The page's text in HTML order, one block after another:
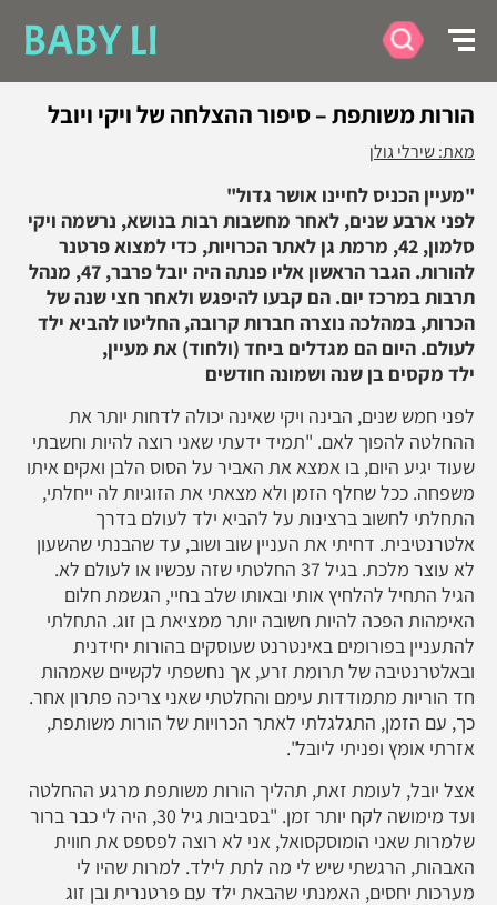
BABY LI
הורות משותפת – סיפור ההצלחה של ויקי ויובל
מאת: שירלי גולן
"מעיין הכניס לחיינו אושר גדול"
לפני ארבע שנים, לאחר מחשבות רבות בנושא, נרשמה ויקי
סלמון, 42, מרמת גן לאתר הכרויות, כדי למצוא פרטנר
להורות. הגבר הראשון אליו פנתה היה יובל פרבר, 47, מנהל
תרבות במרכז יום. הם קבעו להיפגש ולאחר חצי שנה של
הכרות, במהלכה נוצרה חברות קרובה, החליטו להביא ילד
לעולם. היום הם מגדלים ביחד (ולחוד) את מעיין,
ילד מקסים בן שנה ושמונה חודשים
לפני חמש שנים, הבינה ויקי שאינה יכולה לדחות יותר את
ההחלטה להפוך לאם. "תמיד ידעתי שאני רוצה להיות וחשבתי
שעוד יגיע היום, בו אמצא את האביר על הסוס הלבן ואקים איתו
משפחה. ככל שחלף הזמן ולא מצאתי את הזוגיות לה ייחלתי,
התחלתי לחשוב ברצינות על להביא ילד לעולם בדרך
אלטרנטיבית. דחיתי את העניין שוב ושוב, עד שהבנתי שהשעון
לא עוצר מלכת. בגיל 37 החלטתי שזה עכשיו או לעולם לא.
הגיל התחיל להלחיץ אותי ובאותו שלב בחיי, הגשמת חלום
האימהות הפכה להיות חשובה יותר ממציאת בן זוג. התחלתי
להתעניין בפורומים באינטרנט שעוסקים בהורות יחידנית
ובאלטרנטיבה של תרומת זרע, אך נחשפתי לקשיים שאמהות
חד הוריות מתמודדות עימם והחלטתי שאני צריכה פתרון אחר.
כך, עם הזמן, התגלגלתי לאתר הכרויות של הורות משותפת,
אזרתי אומץ ופניתי ליובל".
אצל יובל, לעומת זאת, תהליך הורות משותפת מרגע ההחלטה
ועד מימושה לקח יותר זמן. "בסביבות גיל 30, היה לי כבר ברור
שלמרות שאני הומוסקסואל, אני לא רוצה לפספס את חווית
האבהות, הרגשתי שיש לי מה לתת לילד. למרות שהיו לי
מערכות יחסים, האמנתי שהבאת ילד עם פרטנרית ובן זוג